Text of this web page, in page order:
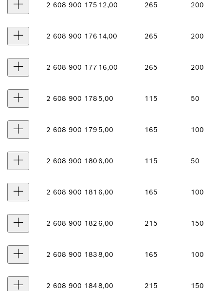
2 608 900 175 12,00 265 200
2 608 900 176 14,00 265 200
2 608 900 177 16,00 265 200
2 608 900 178 5,00 115 50
2 608 900 179 5,00 165 100
2 608 900 1806,00 115 50
2 608 900 181 6,00 165 100
2 608 900 1826,00 215 150
2 608 900 1838,00 165 100
2 608 900 1848,00 215 150